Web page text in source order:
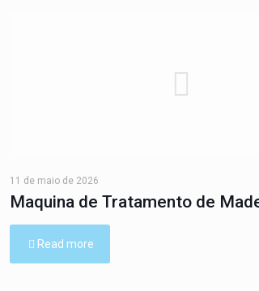
11 de maio de 2026
Maquina de Tratamento de
Read more